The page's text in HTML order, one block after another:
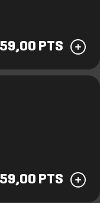
59,00 PTS
59,00 PTS